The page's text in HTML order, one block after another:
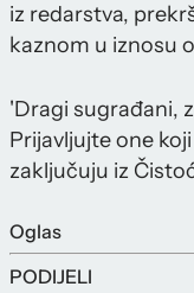
iz redarstva,
kaznom u iznosu
'Dragi sugrađani,
Prijavljujte one
zaključuju iz
Oglas
PODIJELI